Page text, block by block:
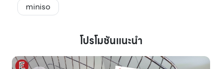
miniso
โปรโมชันแนะนำ